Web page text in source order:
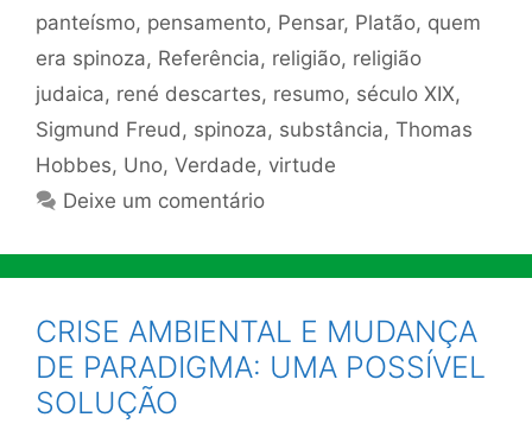
panteísmo, pensamento, Pensar, Platão, quem
era spinoza, Referência, religião, religião
judaica, rené descartes, resumo, século XIX,
Sigmund Freud , spinoza, substância, Thomas
Hobbes, Uno, Verdade, virtude
Deixe um comentário
CRISE AMBIENTAL E MUDANÇA
DE PARADIGMA: UMA POSSÍVEL
SOLUÇÃO